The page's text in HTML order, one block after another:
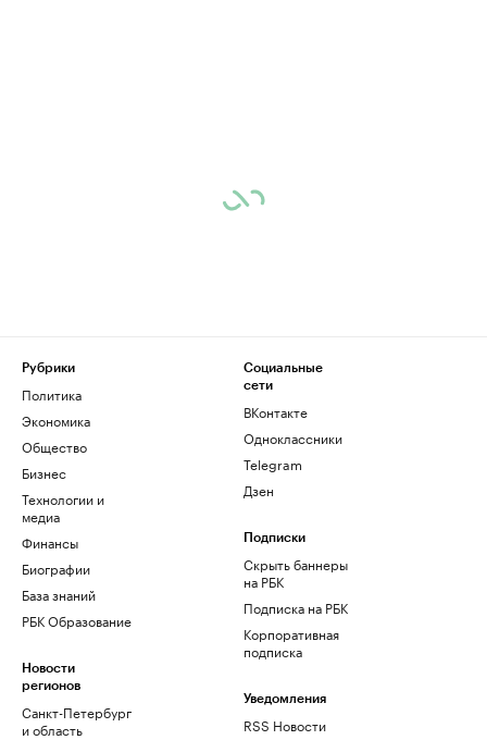
Рубрики
Политика
Экономика
Общество
Бизнес
Технологии и
медиа
Финансы
Биографии
База знаний
РБК Образование
Новости
регионов
Санкт-Петербург
и область
Социальные
сети
ВКонтакте
Одноклассники
Telegram
Дзен
Подписки
Скрыть баннеры
на РБК
Подписка на РБК
Корпоративная
подписка
Уведомления
RSS Новости